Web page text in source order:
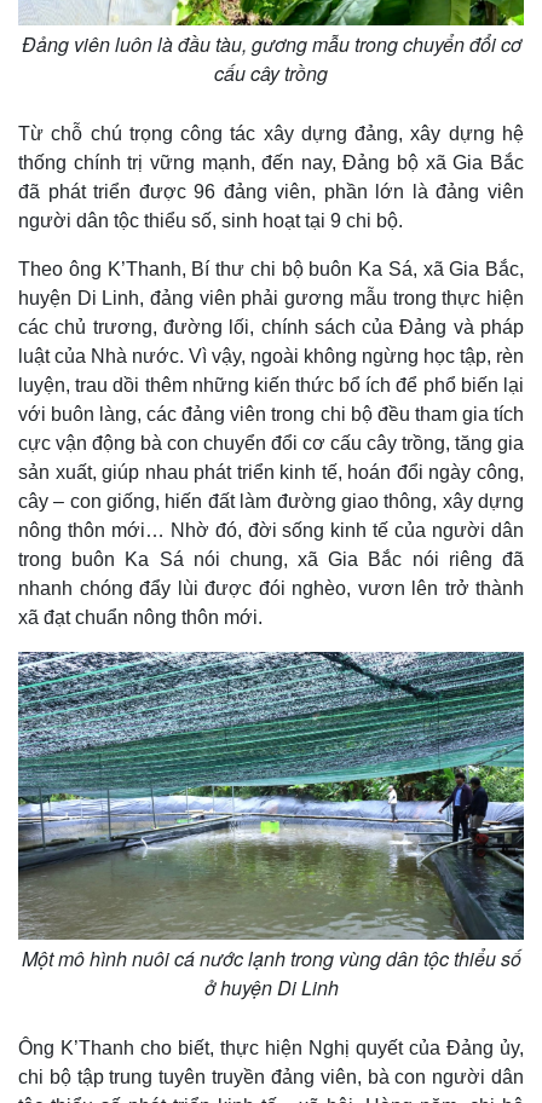
Kinh tế
Bất động sản
Thị trường
Giá vàng
Tiêu dùng
Giá cà phê
Đảng viên luôn là đầu tàu, gương mẫu trong chuyển đổi cơ
cấu cây trồng
Từ chỗ chú trọng công tác xây dựng đảng, xây dựng hệ
thống chính trị vững mạnh, đến nay, Đảng bộ xã Gia Bắc
đã phát triển được 96 đảng viên, phần lớn là đảng viên
người dân tộc thiểu số, sinh hoạt tại 9 chi bộ.
Theo ông K’Thanh, Bí thư chi bộ buôn Ka Sá, xã Gia Bắc,
huyện Di Linh, đảng viên phải gương mẫu trong thực hiện
các chủ trương, đường lối, chính sách của Đảng và pháp
luật của Nhà nước. Vì vậy, ngoài không ngừng học tập, rèn
luyện, trau dồi thêm những kiến thức bổ ích để phổ biến lại
với buôn làng, các đảng viên trong chi bộ đều tham gia tích
cực vận động bà con chuyển đổi cơ cấu cây trồng, tăng gia
sản xuất, giúp nhau phát triển kinh tế, hoán đổi ngày công,
cây – con giống, hiến đất làm đường giao thông, xây dựng
nông thôn mới… Nhờ đó, đời sống kinh tế của người dân
trong buôn Ka Sá nói chung, xã Gia Bắc nói riêng đã
nhanh chóng đẩy lùi được đói nghèo, vươn lên trở thành
xã đạt chuẩn nông thôn mới.
Một mô hình nuôi cá nước lạnh trong vùng dân tộc thiểu số
ở huyện Di Linh
Ông K’Thanh cho biết, thực hiện Nghị quyết của Đảng ủy,
chi bộ tập trung tuyên truyền đảng viên, bà con người dân